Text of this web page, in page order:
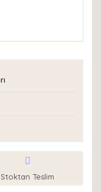
Stoktan Teslim